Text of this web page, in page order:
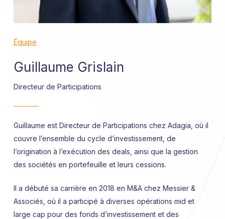
Équipe
Guillaume Grislain
Directeur de Participations
Guillaume est Directeur de Participations chez Adagia, où il
couvre l’ensemble du cycle d’investissement, de
l’origination à l’exécution des deals, ainsi que la gestion
des sociétés en portefeuille et leurs cessions.
Il a débuté sa carrière en 2018 en M&A chez Messier &
Associés, où il a participé à diverses opérations mid et
large cap pour des fonds d’investissement et des